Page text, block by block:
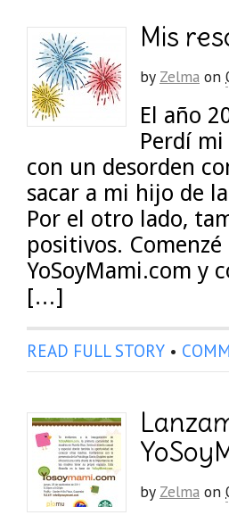
Mis
by Zelma on
El año
Perdí
con un desorden
sacar a mi hijo de
Por el otro lado,
positivos.
YoSoyMami.com y
[…]
READ FULL STORY •
by Zelma on